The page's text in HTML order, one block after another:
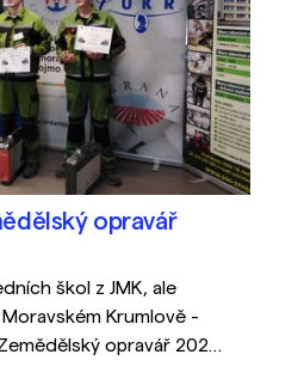
opravář
škol z JMK, ale
Krumlově -
opravář 2024,